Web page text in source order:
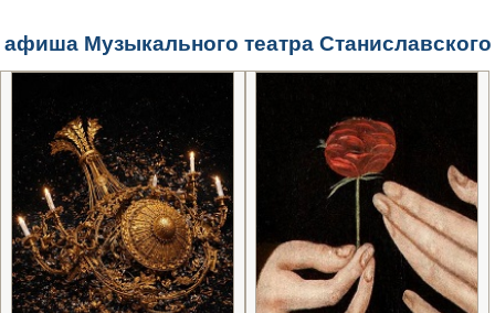
афиша Музыкального театра Станиславского